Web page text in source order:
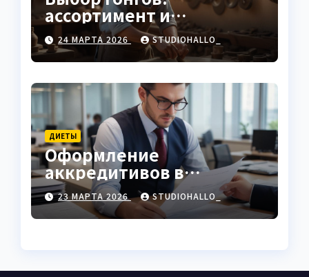
ассортимент и
характеристики
24 МАРТА 2026 STUDIOHALLO_
ДИЕТЫ
Оформление
аккредитивов в
международной
торговле
23 МАРТА 2026 STUDIOHALLO_